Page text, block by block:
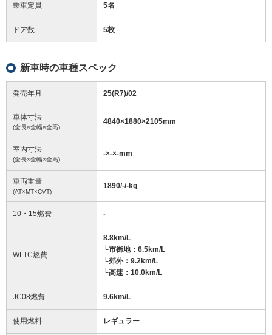
乗車定員 5名
ドア数 5枚
新車時の車種スペック
発売年月 25(R7)/02
車体寸法
(全長×全幅×全高)
4840×1880×2105mm
室内寸法
(全長×全幅×全高)
-×-×-mm
車両重量
(AT×MT×CVT)
1890/-/-kg
10・15燃費 -
WLTC燃費
8.8km/L
└市街地：6.5km/L
└郊外：9.2km/L
└高速：10.0km/L
JC08燃費 9.6km/L
使用燃料 レギュラー